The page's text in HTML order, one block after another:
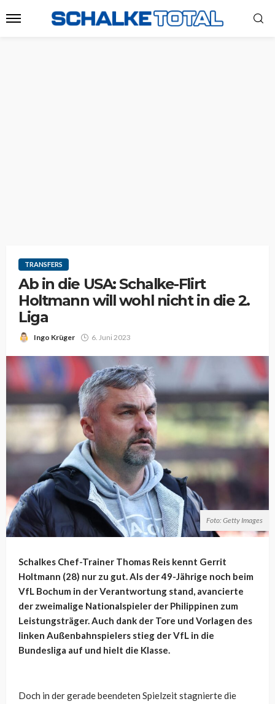
TRANSFERS
Ab in die USA: Schalke-Flirt
Holtmann will wohl nicht in die 2.
Liga
Ingo Krüger 6. Juni 2023
Foto: Getty Images
Schalkes Chef-Trainer Thomas Reis kennt Gerrit
Holtmann (28) nur zu gut. Als der 49-Jährige noch beim
VfL Bochum in der Verantwortung stand, avancierte
der zweimalige Nationalspieler der Philippinen zum
Leistungsträger. Auch dank der Tore und Vorlagen des
linken Außenbahnspielers stieg der VfL in die
Bundesliga auf und hielt die Klasse.
Doch in der gerade beendeten Spielzeit stagnierte die